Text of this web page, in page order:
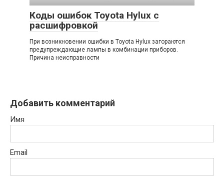
Коды ошибок Toyota Hylux с
расшифровкой
При возникновении ошибки в Toyota Hylux загораются
предупреждающие лампы в комбинации приборов.
Причина неисправности
Добавить комментарий
Имя
Email